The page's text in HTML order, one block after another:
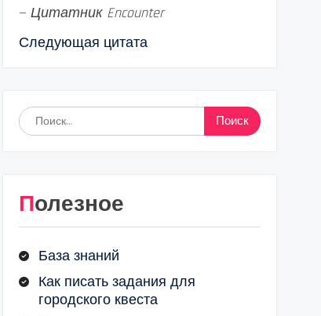
— Цитатник Encounter
Следующая цитата
Найти:
Полезное
База знаний
Как писать задания для
городского квеста